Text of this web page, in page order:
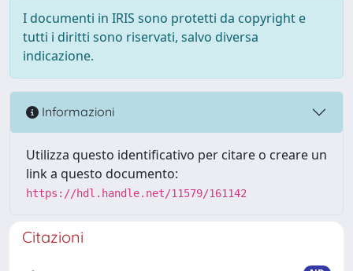
I documenti in IRIS sono protetti da copyright e
tutti i diritti sono riservati, salvo diversa
indicazione.
Informazioni
Utilizza questo identificativo per citare o creare un
link a questo documento:
https://hdl.handle.net/11579/161142
Citazioni